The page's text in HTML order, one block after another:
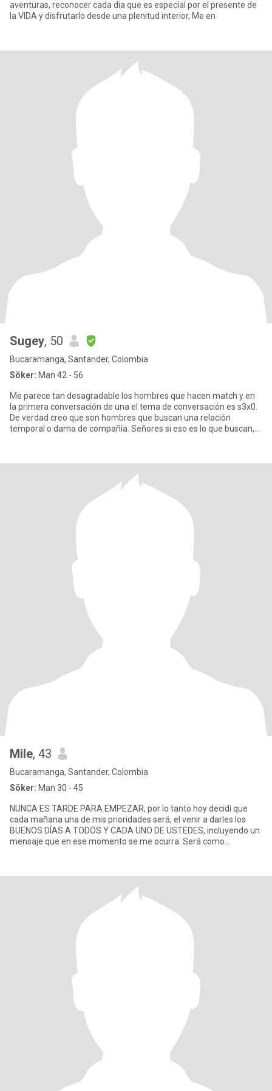
aventuras, reconocer cada dia que es especial por el presente de
la VIDA y disfrutarlo desde una plenitud interior, Me en
Sugey, 50
Bucaramanga, Santander, Colombia
Söker: Man 42 - 56
Me parece tan desagradable los hombres que hacen match y en
la primera conversación de una el tema de conversación es s3x0.
De verdad creo que son hombres que buscan una relación
temporal o dama de compañía. Señores si eso es lo que buscan,
Mile, 43
Bucaramanga, Santander, Colombia
Söker: Man 30 - 45
NUNCA ES TARDE PARA EMPEZAR, por lo tanto hoy decidí que
cada mañana una de mis prioridades será, el venir a darles los
BUENOS DÍAS A TODOS Y CADA UNO DE USTEDES, incluyendo un
mensaje que en ese momento se me ocurra. Será como